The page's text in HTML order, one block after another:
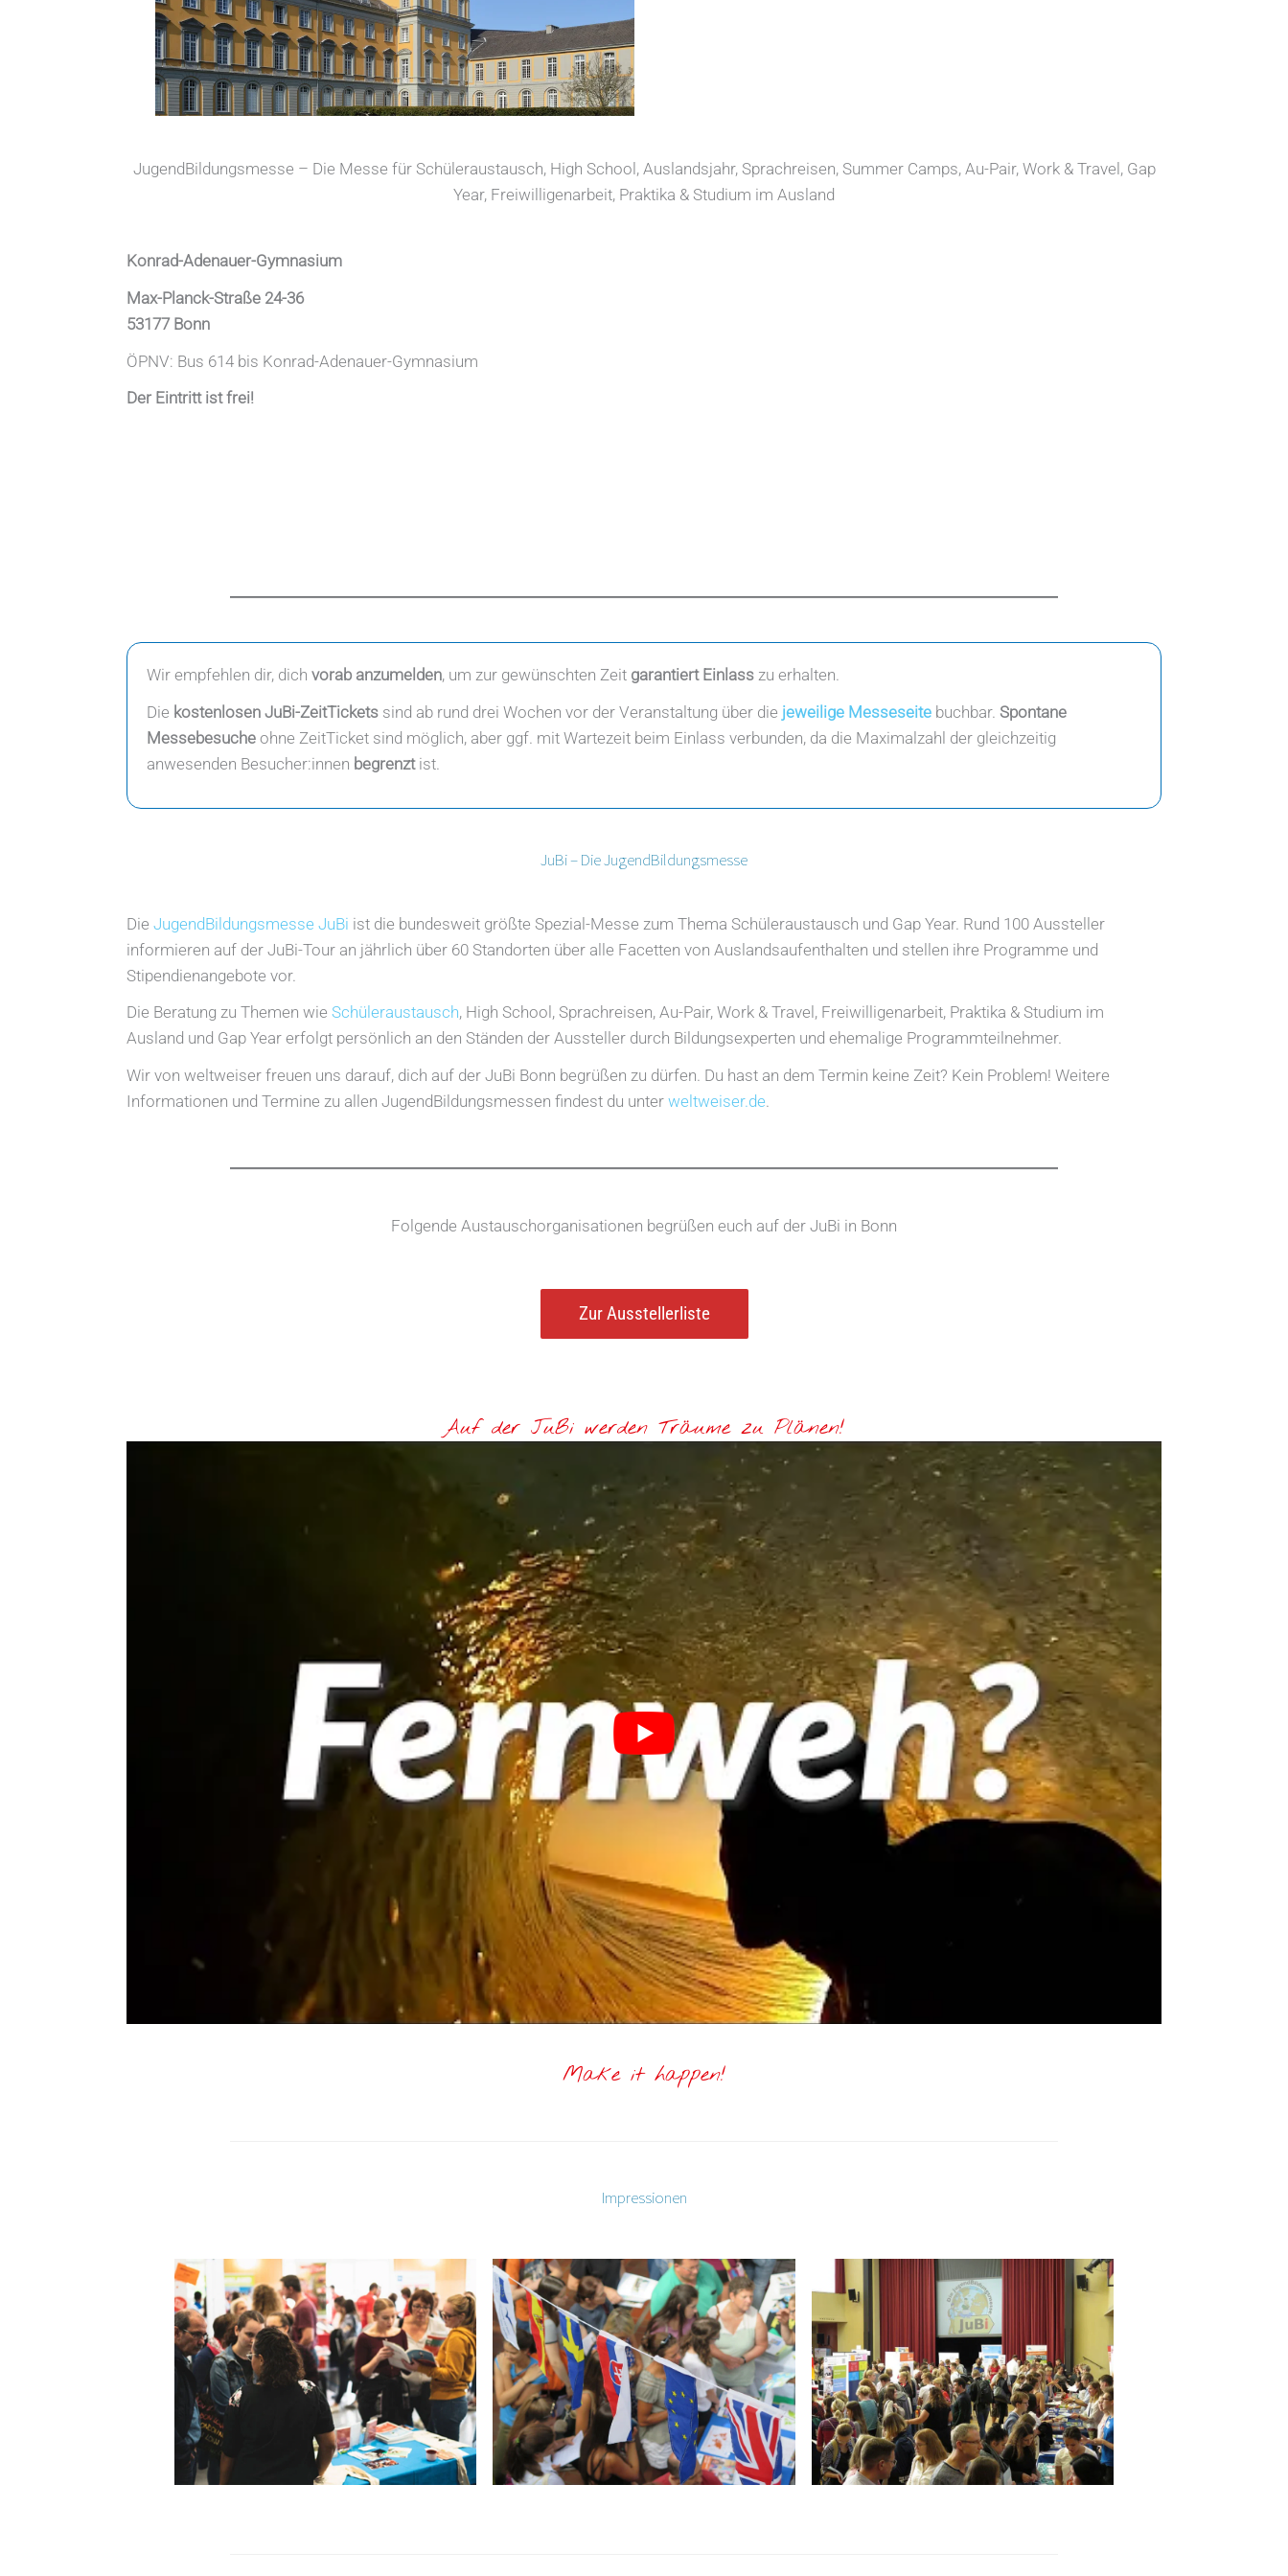
JugendBildungsmesse – Die Messe für Schüleraustausch, High School, Auslandsjahr, Sprachreisen, Summer Camps, Au-Pair, Work & Travel, Gap
Year, Freiwilligenarbeit, Praktika & Studium im Ausland
Konrad-Adenauer-Gymnasium
Max-Planck-Straße 24-36
53177 Bonn
ÖPNV: Bus 614 bis Konrad-Adenauer-Gymnasium
Der Eintritt ist frei!
Wir empfehlen dir, dich vorab anzumelden, um zur gewünschten Zeit garantiert Einlass zu erhalten.
Die kostenlosen JuBi-ZeitTickets sind ab rund drei Wochen vor der Veranstaltung über die jeweilige Messeseite buchbar. Spontane
Messebesuche ohne ZeitTicket sind möglich, aber ggf. mit Wartezeit beim Einlass verbunden, da die Maximalzahl der gleichzeitig
anwesenden Besucher:innen begrenztist.
JuBi – Die JugendBildungsmesse
Die JugendBildungsmesse JuBi ist die bundesweit größte Spezial-Messe zum Thema Schüleraustausch und Gap Year. Rund 100 Aussteller
informieren auf der JuBi-Tour an jährlich über 60 Standorten über alle Facetten von Auslandsaufenthalten und stellen ihre Programme und
Stipendienangebote vor.
Die Beratung zu Themen wie Schüleraustausch, High School, Sprachreisen, Au-Pair, Work & Travel, Freiwilligenarbeit, Praktika & Studium im
Ausland und Gap Year erfolgt persönlich an den Ständen der Aussteller durch Bildungsexperten und ehemalige Programmteilnehmer.
Wir von weltweiser freuen uns darauf, dich auf der JuBi Bonn begrüßen zu dürfen. Du hast an dem Termin keine Zeit? Kein Problem! Weitere
Informationen und Termine zu allen JugendBildungsmessen findest du unter weltweiser.de.
Folgende Austauschorganisationen begrüßen euch auf der JuBi in Bonn
Zur Ausstellerliste
Auf der JuBi werden Träume zu Plänen!
Make it happen!
Impressionen